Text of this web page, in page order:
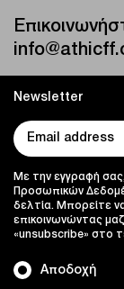
Newsletter
Αποδοχή
Με την εγγραφή
Προσωπικών
δελτία. Μπορείτε
επικοινωνώντας
«unsubscribe» στο